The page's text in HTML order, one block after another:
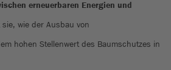
erneuerbaren Energien und
sie, wie der Ausbau von
hohen Stellenwert des Baumschutzes in